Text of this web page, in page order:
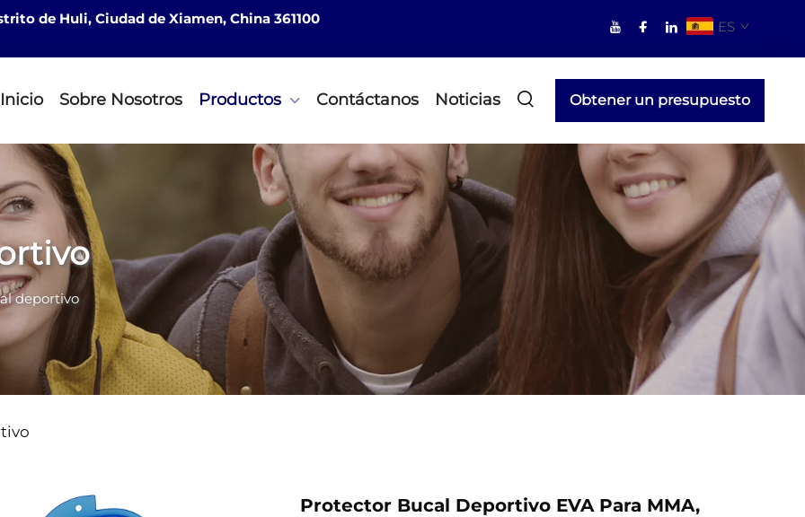
de Huli, Ciudad de Xiamen, China 361100 ES
Sobre Nosotros Productos Contáctanos Noticias Obtener un presupuesto
deportivo
Protector Bucal Deportivo EVA Para MMA,